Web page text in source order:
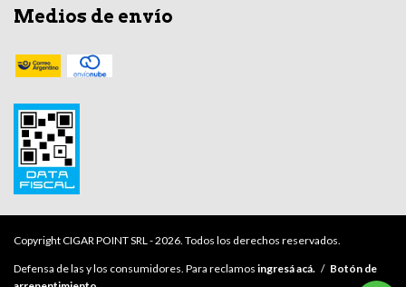
Medios de envío
Copyright CIGAR POINT SRL - 2026. Todos los derechos reservados.
Defensa de las y los consumidores. Para reclamos ingresá acá. / Botón de